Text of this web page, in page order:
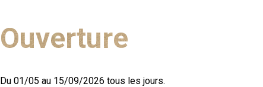
Ouverture
Du 01/05 au 15/09/2026 tous les jours.